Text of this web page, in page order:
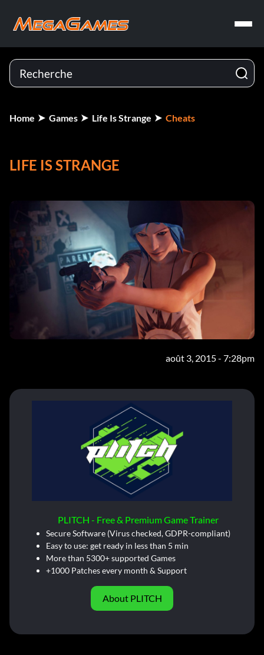
Home Games Life Is Strange Cheats
LIFE IS STRANGE
août 3, 2015 - 7:28pm
PLITCH - Free & Premium Game Trainer
Secure Software (Virus checked, GDPR-compliant)
Easy to use: get ready in less than 5 min
More than 5300+ supported Games
+1000 Patches every month & Support
About PLITCH